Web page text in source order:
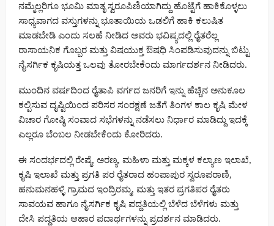
ನಮ್ಮೆಲ್ಲರಿಗೂ ಭೂಮಿ ಮಾತೃ ಸ್ವರೂಪಿಣಿಯಾಗಿದ್ದು ಹೊಟ್ಟೆಗೆ ಹಾಕಿಕೊಳ್ಳಲು
ಸಾಧ್ಯವಾಗದ ವಸ್ತುಗಳನ್ನು ಭೂತಾಯಿಯ ಒಡಲಿಗೆ ಹಾಕಿ‌ ಕಲುಷಿತ
ಮಾಡಬೇಡಿ ಎಂದು ಸಲಹೆ ನೀಡಿದ ಅವರು ಭವಿಷ್ಯದಲ್ಲಿ ರೈತರೆಲ್ಲ
ರಾಸಾಯನಿಕ‌ ಗೊಬ್ಬರ‌ ಮತ್ತು ವಿಷಯುಕ್ತ ಔಷಧಿ ಸಿಂಪಡಿಸುವುದನ್ನು ಬಿಟ್ಟು
ನೈಸರ್ಗಿಕ ಕೃಷಿಯತ್ತ ಒಲವು ತೋರಬೇಕೆಂದು ಮಾರ್ಗದರ್ಶನ ನೀಡಿದರು.
ಮುಂದಿನ ವರ್ಷದಿಂದ ರೈತಾಪಿ ವರ್ಗದ ಜನರಿಗೆ ಇನ್ನು ಹೆಚ್ಚಿನ ಅನುಕೂಲ
ಕಲ್ಪಿಸುವ ದೃಷ್ಟಿಯಿಂದ ಪರಿಸರ ಸಂರಕ್ಷಣೆ ಜತೆಗೆ ತಿಂಗಳ ಕಾಲ ಕೃಷಿ ಮೇಳ
ವಿಚಾರ ಗೋಷ್ಠಿ ಸಂವಾದ ಸಭೆಗಳನ್ನು ನಡೆಸಲು ನಿರ್ಧಾರ ಮಾಡಿದ್ದು ಇದಕ್ಕೆ
ಎಲ್ಲರೂ ಬೆಂಬಲ ನೀಡಬೇಕೆಂದು ಕೋರಿದರು.
ಈ ಸಂದರ್ಭದಲ್ಲಿ ರೇಷ್ಮೆ, ಅರಣ್ಯ, ಮಹಿಳಾ ಮತ್ತು ಮಕ್ಕಳ ಕಲ್ಯಾಣ ಇಲಾಖೆ,
ಕೃಷಿ ಇಲಾಖೆ ಮತ್ತು ಪ್ರಗತಿ ಪರ ರೈತರಾದ ಹಂಪಾಪುರ ಸ್ವರೂಪರಾಣಿ,
ಹನುಮನಹಳ್ಳಿ ಗ್ರಾಮದ ಇಂದ್ರಿರಮ್ಮ, ಮತ್ತು ಇತರ ಪ್ರಗತಿ‌ಪರ ರೈತರು
ಸಾವಯವ ಹಾಗೂ‌ ನೈಸರ್ಗಿಕ ಕೃಷಿ ಪದ್ದತಿಯಲ್ಲಿ‌ ಬೆಳೆದ ಬೆಳೆಗಳು ಮತ್ತು
ದೇಸಿ ಪದ್ದತಿಯ ಆಹಾರ ಪದಾರ್ಥಗಳನ್ನು ಪ್ರದರ್ಶನ ಮಾಡಿದರು.